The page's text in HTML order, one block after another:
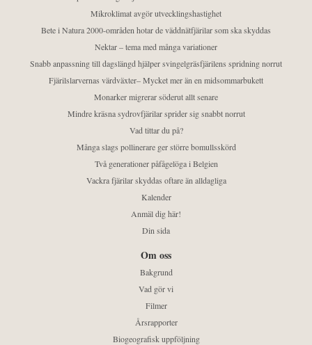
Mikroklimat avgör utvecklingshastighet
Bete i Natura 2000-områden hotar de väddnätfjärilar som ska skyddas
Nektar – tema med många variationer
Snabb anpassning till dagslängd hjälper svingelgräsfjärilens spridning norrut
Fjärilslarvernas värdväxter– Mycket mer än en midsommarbukett
Monarker migrerar söderut allt senare
Mindre kräsna sydrovfjärilar sprider sig snabbt norrut
Vad tittar du på?
Många slags pollinerare ger större bomullsskörd
Två generationer påfågelöga i Belgien
Vackra fjärilar skyddas oftare än alldagliga
Kalender
Anmäl dig här!
Din sida
Om oss
Bakgrund
Vad gör vi
Filmer
Årsrapporter
Biogeografisk uppföljning